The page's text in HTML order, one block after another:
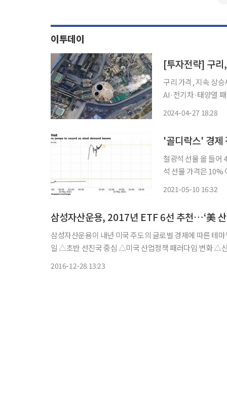
이투데이
[투자전략] 구
구리 가격, 지속 상
AI·전기차·태양열
2024-04-27 18:28
'골디락스' 경제
철광석 선물 올 들어 40% 상승
석 선물 가격은 10% 이상
2021-05-10 16:32
삼성자산운용, 2017년 ETF 6선 추천…‘美 산
삼성자산운용이 내년 미국 주도의 글로벌 경제에 따른 테마별 ‘2017
일 △초반 선진국 중심 △미국 산업정책 패러다임 변화 △
2016-12-28 13:23